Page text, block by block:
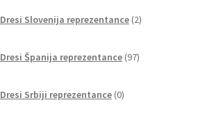
Dresi Slovenija reprezentance 2izdelka
Dresi Španija reprezentance 97izdelkov
Dresi Srbiji reprezentance 0izdelkov